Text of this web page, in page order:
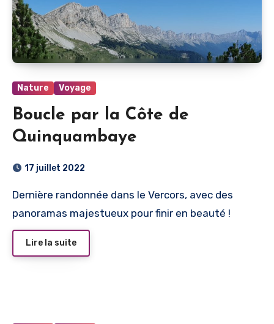
Nature Voyage
Boucle par la Côte de
Quinquambaye
17 juillet 2022
Dernière randonnée dans le Vercors, avec des
panoramas majestueux pour finir en beauté !
Lire la suite